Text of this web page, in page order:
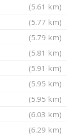
(5.61 km)
(5.77 km)
(5.79 km)
(5.81 km)
(5.91 km)
(5.95 km)
(5.95 km)
(6.03 km)
(6.29 km)